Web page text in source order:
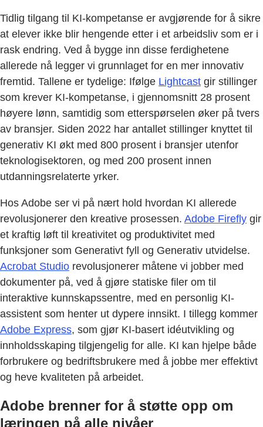
Tidlig tilgang til KI-kompetanse er avgjørende for å sikre
at elever ikke blir hengende etter i et arbeidsliv som er i
rask endring. Ved å bygge inn disse ferdighetene
allerede nå legger vi grunnlaget for en mer innovativ
fremtid. Tallene er tydelige: Ifølge Lightcast gir stillinger
som krever KI-kompetanse, i gjennomsnitt 28 prosent
høyere lønn, samtidig som etterspørselen øker på tvers
av bransjer. Siden 2022 har antallet stillinger knyttet til
generativ KI økt med 800 prosent i bransjer utenfor
teknologisektoren, og med 200 prosent innen
utdanningsrelaterte yrker.
Hos Adobe ser vi på nært hold hvordan KI allerede
revolusjonerer den kreative prosessen. Adobe Firefly gir
et kraftig løft til kreativitet og produktivitet med
funksjoner som Generativt fyll og Generativ utvidelse.
Acrobat Studio revolusjonerer måtene vi jobber med
dokumenter på, ved å gjøre statiske filer om til
interaktive kunnskapssentre, med en personlig KI-
assistent som henter ut dypere innsikt. I tillegg kommer
Adobe Express, som gjør KI-basert idéutvikling og
innholdsskaping tilgjengelig for alle. KI kan hjelpe både
forbrukere og bedriftsbrukere med å jobbe mer effektivt
og heve kvaliteten på arbeidet.
Adobe brenner for å støtte opp om
læringen på alle nivåer